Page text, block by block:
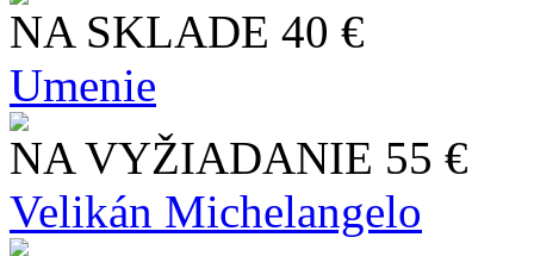
NA SKLADE 40 €
Umenie
NA VYŽIADANIE 55 €
Velikán Michelangelo